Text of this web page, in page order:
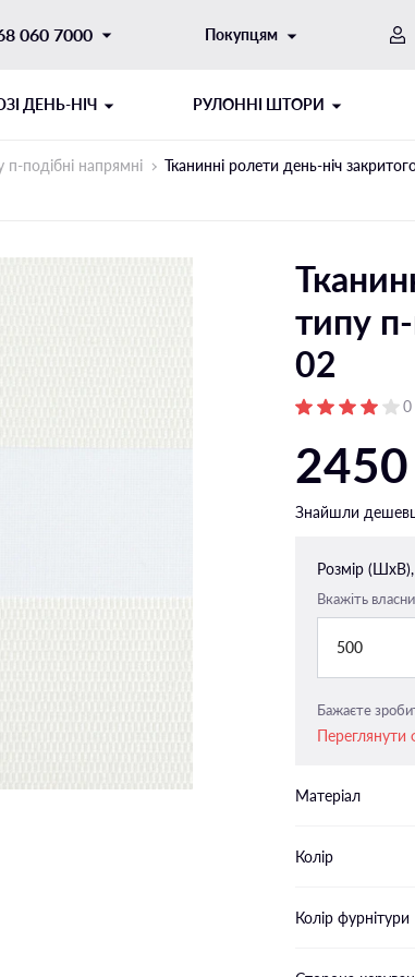
060 7000 Покупцям
ДЕНЬ-НІЧ РУЛОННІ ШТОРИ
РУЛОННІ ШТОРИ
Відкритого типу на
Відкритого типу на
Закритого типу п-
Закритого типу
ШНУРОВИЙ МЕХАНІЗМ
п-подібні напрямні Тканинні ролети день-ніч
типу
02
0
2450
Знайшли
Розмір
Вкажіть
500
Бажаєте
Переглянути
Матеріал
Колір
Колір фурнітури